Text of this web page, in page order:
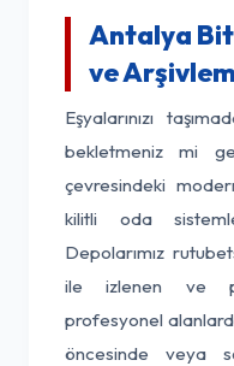
Antalya
ve
Eşyalarınızı
bekletmeniz mi
çevresindeki
kilitli oda
Depolarımız
ile izlenen ve
profesyonel
öncesinde veya